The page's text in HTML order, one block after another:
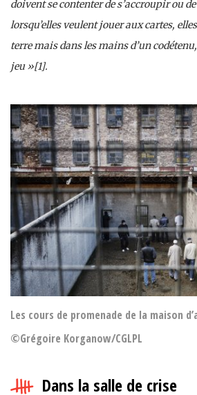
doivent se contenter de s’accroupir ou de
lorsqu’elles veulent jouer aux cartes,
terre mais dans les mains d’un
jeu »[1].
Les cours de promenade de la maison
©Grégoire Korganow/CGLPL
Dans la salle de crise